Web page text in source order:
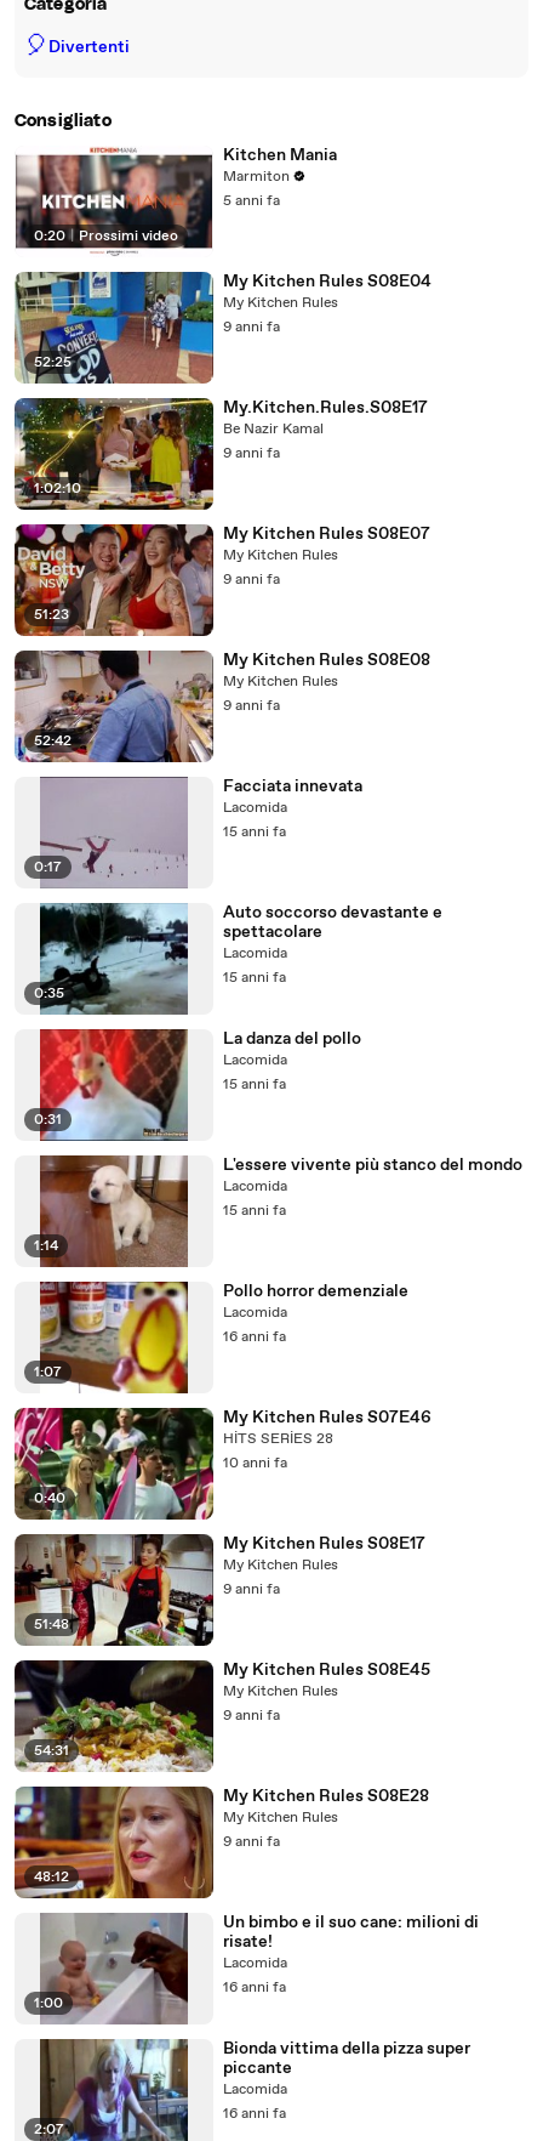
Categoria
🎈 Divertenti
Consigliato
0:20 | Prossimi video
Kitchen Mania
Marmiton
5 anni fa
52:25
My Kitchen Rules S08E04
My Kitchen Rules
9 anni fa
1:02:10
My.Kitchen.Rules.S08E17
Be Nazir Kamal
9 anni fa
51:23
My Kitchen Rules S08E07
My Kitchen Rules
9 anni fa
52:42
My Kitchen Rules S08E08
My Kitchen Rules
9 anni fa
0:17
Facciata innevata
Lacomida
15 anni fa
0:35
Auto soccorso devastante e
spettacolare
Lacomida
15 anni fa
0:31
La danza del pollo
Lacomida
15 anni fa
1:14
L'essere vivente più stanco del mondo
Lacomida
15 anni fa
1:07
Pollo horror demenziale
Lacomida
16 anni fa
0:40
My Kitchen Rules S07E46
HİTS SERİES 28
10 anni fa
51:48
My Kitchen Rules S08E17
My Kitchen Rules
9 anni fa
54:31
My Kitchen Rules S08E45
My Kitchen Rules
9 anni fa
48:12
My Kitchen Rules S08E28
My Kitchen Rules
9 anni fa
1:00
Un bimbo e il suo cane: milioni di
risate!
Lacomida
16 anni fa
2:07
Bionda vittima della pizza super
piccante
Lacomida
16 anni fa